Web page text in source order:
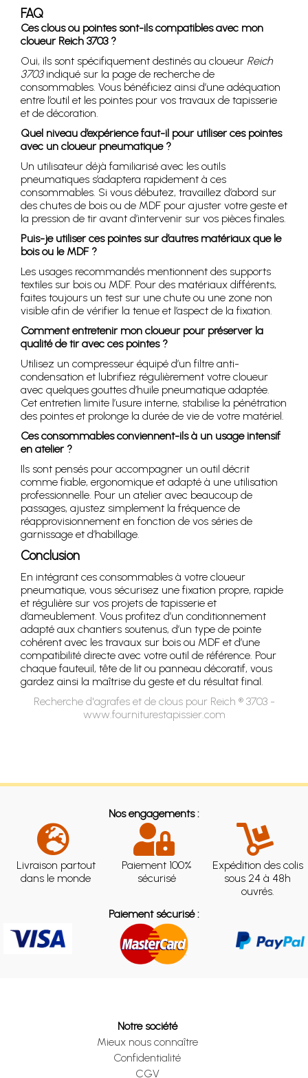
FAQ
Ces clous ou pointes sont-ils compatibles avec mon
cloueur Reich 3703 ?
Oui, ils sont spécifiquement destinés au cloueur Reich
3703indiqué sur la page de recherche de
consommables. Vous bénéficiez ainsi d’une adéquation
entre l’outil et les pointes pour vos travaux de tapisserie
et de décoration.
Quel niveau d’expérience faut-il pour utiliser ces pointes
avec un cloueur pneumatique ?
Un utilisateur déjà familiarisé avec les outils
pneumatiques s’adaptera rapidement à ces
consommables. Si vous débutez, travaillez d’abord sur
des chutes de bois ou de MDF pour ajuster votre geste et
la pression de tir avant d’intervenir sur vos pièces finales.
Puis-je utiliser ces pointes sur d’autres matériaux que le
bois ou le MDF ?
Les usages recommandés mentionnent des supports
textiles sur bois ou MDF. Pour des matériaux différents,
faites toujours un test sur une chute ou une zone non
visible afin de vérifier la tenue et l’aspect de la fixation.
Comment entretenir mon cloueur pour préserver la
qualité de tir avec ces pointes ?
Utilisez un compresseur équipé d’un filtre anti-
condensation et lubrifiez régulièrement votre cloueur
avec quelques gouttes d’huile pneumatique adaptée.
Cet entretien limite l’usure interne, stabilise la pénétration
des pointes et prolonge la durée de vie de votre matériel.
Ces consommables conviennent-ils à un usage intensif
en atelier ?
Ils sont pensés pour accompagner un outil décrit
comme fiable, ergonomique et adapté à une utilisation
professionnelle. Pour un atelier avec beaucoup de
passages, ajustez simplement la fréquence de
réapprovisionnement en fonction de vos séries de
garnissage et d’habillage.
Conclusion
En intégrant ces consommables à votre cloueur
pneumatique, vous sécurisez une fixation propre, rapide
et régulière sur vos projets de tapisserie et
d’ameublement. Vous profitez d’un conditionnement
adapté aux chantiers soutenus, d’un type de pointe
cohérent avec les travaux sur bois ou MDF et d’une
compatibilité directe avec votre outil de référence. Pour
chaque fauteuil, tête de lit ou panneau décoratif, vous
gardez ainsi la maîtrise du geste et du résultat final.
Recherche d'agrafes et de clous pour Reich ® 3703 -
www.fourniturestapissier.com
Nos engagements :
Livraison partout
dans le monde
Paiement 100%
sécurisé
Expédition des colis
sous 24 à 48h
ouvrés.
Paiement sécurisé :
Notre société
Mieux nous connaître
Confidentialité
CGV